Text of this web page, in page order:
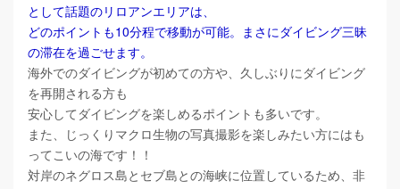
として話題のリロアンエリアは、
どのポイントも10分程で移動が可能。まさにダイビング三昧
の滞在を過ごせます。
海外でのダイビングが初めての方や、久しぶりにダイビング
を再開される方も
安心してダイビングを楽しめるポイントも多いです。
また、じっくりマクロ生物の写真撮影を楽しみたい方にはも
ってこいの海です！！
対岸のネグロス島とセブ島との海峡に位置しているため、非